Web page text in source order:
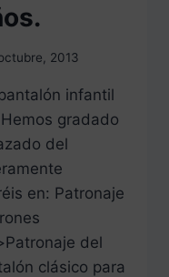
2013
infantil
gradado
del
en: Patronaje
del
clásico para